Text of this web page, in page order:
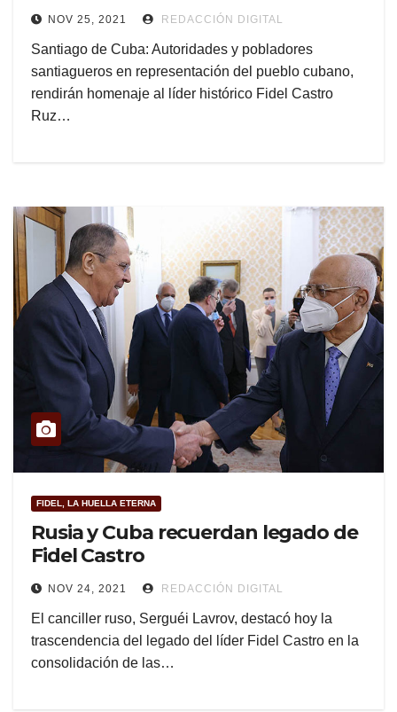
NOV 25, 2021 REDACCIÓN DIGITAL
Santiago de Cuba: Autoridades y pobladores
santiagueros en representación del pueblo cubano,
rendirán homenaje al líder histórico Fidel Castro
Ruz…
FIDEL, LA HUELLA ETERNA
Rusia y Cuba recuerdan legado de
Fidel Castro
NOV 24, 2021 REDACCIÓN DIGITAL
El canciller ruso, Serguéi Lavrov, destacó hoy la
trascendencia del legado del líder Fidel Castro en la
consolidación de las…